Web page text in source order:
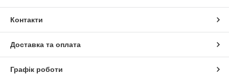
Контакти
Доставка та оплата
Графік роботи